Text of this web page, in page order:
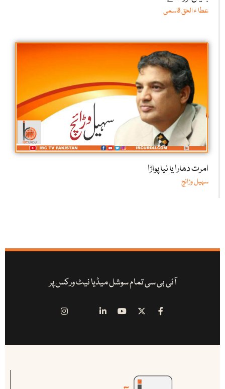
عطا ء الحق قاسمی
امرت دھارا یا نیا پواڑا
سہیل وڑائچ
آئی بی سی تمام سوشل میڈیا نیٹ ورکس پر